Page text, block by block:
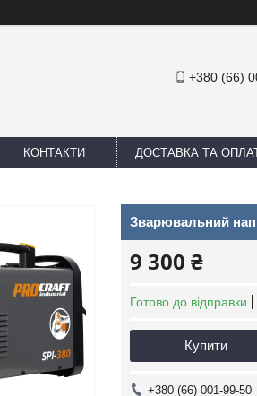
+380 (66)
КОНТАКТИ ДОСТАВКА ТА
Зварювальний
9 300 ₴
Готово до відправки
Купити
+380 (66) 001-99-50